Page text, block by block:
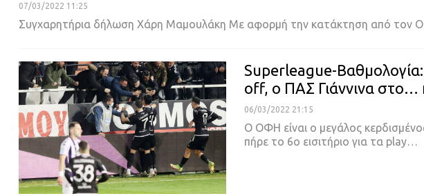
07/03/2022 11:25
Συγχαρητήρια δήλωση Χάρη Μαμουλάκη Με αφορμή την κατάκτηση από τον
Superleague-
off, ο ΠΑΣ Γιάννινα στο…
06/03/2022 21:15
Ο ΟΦΗ είναι ο μεγάλος
πήρε το 6ο εισιτήριο για τα play…